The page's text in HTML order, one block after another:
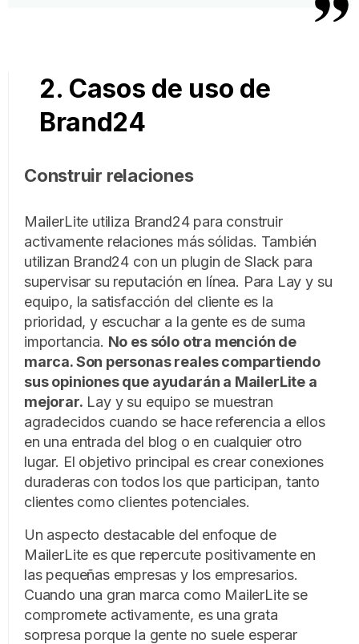
2. Casos de uso de
Brand24
Construir relaciones
MailerLite utiliza Brand24 para construir
activamente relaciones más sólidas. También
utilizan Brand24 con un plugin de Slack para
supervisar su reputación en línea. Para Lay y su
equipo, la satisfacción del cliente es la
prioridad, y escuchar a la gente es de suma
importancia. No es sólo otra mención de
marca. Son personas reales compartiendo
sus opiniones que ayudarán a MailerLite a
mejorar. Lay y su equipo se muestran
agradecidos cuando se hace referencia a ellos
en una entrada del blog o en cualquier otro
lugar. El objetivo principal es crear conexiones
duraderas con todos los que participan, tanto
clientes como clientes potenciales.
Un aspecto destacable del enfoque de
MailerLite es que repercute positivamente en
las pequeñas empresas y los empresarios.
Cuando una gran marca como MailerLite se
compromete activamente, es una grata
sorpresa porque la gente no suele esperar